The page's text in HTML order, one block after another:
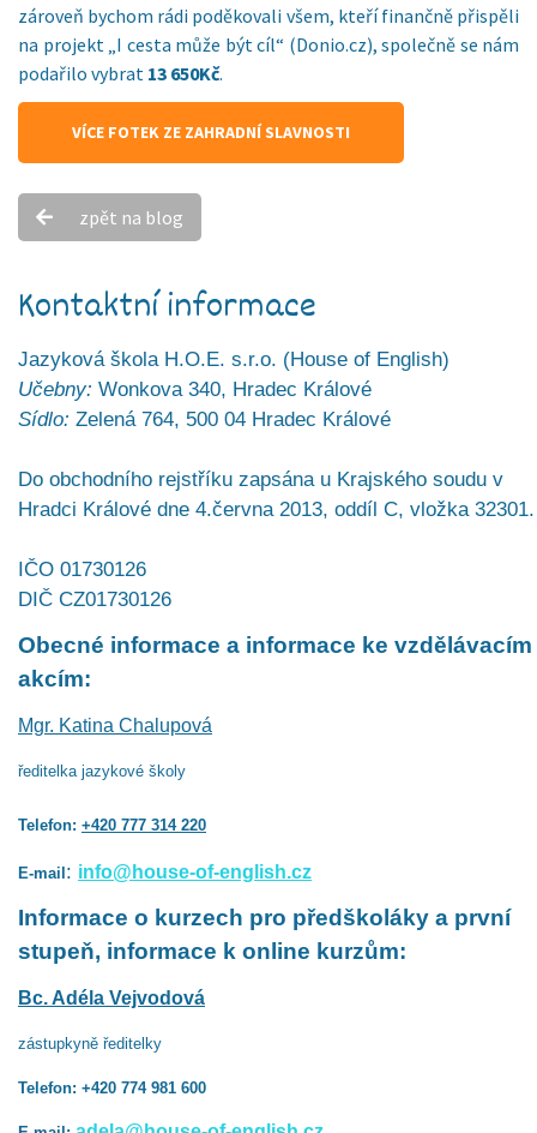
zároveň bychom rádi poděkovali všem, kteří finančně přispěli
na projekt „I cesta může být cíl“ (Donio.cz), společně se nám
podařilo vybrat 13 650Kč.
VÍCE FOTEK ZE ZAHRADNÍ SLAVNOSTI
zpět na blog
Kontaktní informace
Jazyková škola H.O.E. s.r.o. (House of English)
Učebny: Wonkova 340, Hradec Králové
Sídlo: Zelená 764, 500 04 Hradec Králové
Do obchodního rejstříku zapsána u Krajského soudu v
Hradci Králové dne 4.června 2013, oddíl C, vložka 32301.
IČO 01730126
DIČ CZ01730126
Obecné informace a informace ke vzdělávacím
akcím:
Mgr. Katina Chalupová
ředitelka jazykové školy
Telefon: +420 777 314 220
E-mail: info@house-of-english.cz
Informace o kurzech pro předškoláky a první
stupeň, informace k online kurzům:
Bc. Adéla Vejvodová
zástupkyně ředitelky
Telefon: +420 774 981 600